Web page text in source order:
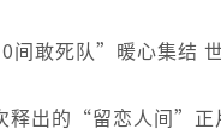
间敢死队”暖心集结
释出的“留恋人间”